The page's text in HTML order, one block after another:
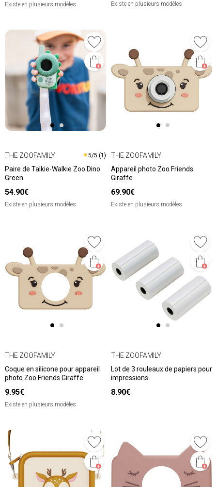
Existe en plusieurs modèles Existe en plusieurs modèles
THE ZOOFAMILY ★5/5 (1)
Paire de Talkie-Walkie Zoo Dino
Green
54.90€
Existe en plusieurs modèles
THE ZOOFAMILY
Appareil photo Zoo Friends
Giraffe
69.90€
Existe en plusieurs modèles
THE ZOOFAMILY
Coque en silicone pour appareil
photo Zoo Friends Giraffe
9.95€
Existe en plusieurs modèles
THE ZOOFAMILY
Lot de 3 rouleaux de papiers pour
impressions
8.90€